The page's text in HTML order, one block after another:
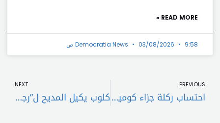
READ MORE »
Democratia News 03/08/2026 9:58 ص
PREVIOUS
احتساب ركلة جزاء كوميدية في الدوري السعودي
NEXT
كلوب يكيل المديح ل”رجل” حرم صلاح من دخول التاريخ